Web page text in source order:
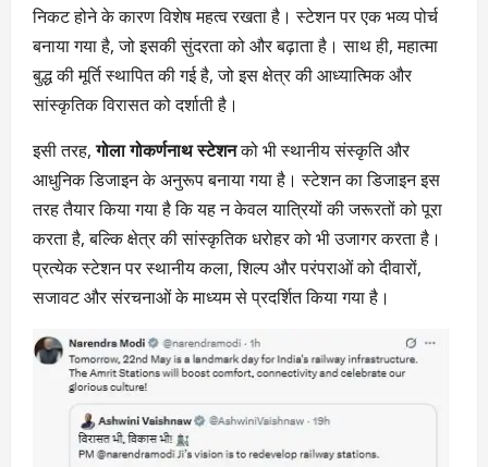
निकट होने के कारण विशेष महत्व रखता है। स्टेशन पर एक भव्य पोर्च
बनाया गया है, जो इसकी सुंदरता को और बढ़ाता है। साथ ही, महात्मा
बुद्ध की मूर्ति स्थापित की गई है, जो इस क्षेत्र की आध्यात्मिक और
सांस्कृतिक विरासत को दर्शाती है।
इसी तरह,गोला गोकर्णनाथ स्टेशनको भी स्थानीय संस्कृति और
आधुनिक डिजाइन के अनुरूप बनाया गया है। स्टेशन का डिजाइन इस
तरह तैयार किया गया है कि यह न केवल यात्रियों की जरूरतों को पूरा
करता है, बल्कि क्षेत्र की सांस्कृतिक धरोहर को भी उजागर करता है।
प्रत्येक स्टेशन पर स्थानीय कला, शिल्प और परंपराओं को दीवारों,
सजावट और संरचनाओं के माध्यम से प्रदर्शित किया गया है।